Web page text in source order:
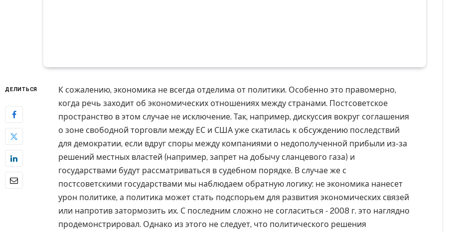
ДЕЛИТЬСЯ
К сожалению, экономика не всегда отделима от политики. Особенно это правомерно,
когда речь заходит об экономических отношениях между странами. Постсоветское
пространство в этом случае не исключение. Так, например, дискуссия вокруг соглашения
о зоне свободной торговли между ЕС и США уже скатилась к обсуждению последствий
для демократии, если вдруг споры между компаниями о недополученной прибыли из-за
решений местных властей (например, запрет на добычу сланцевого газа) и
государствами будут рассматриваться в судебном порядке. В случае же с
постсоветскими государствами мы наблюдаем обратную логику: не экономика нанесет
урон политике, а политика может стать подспорьем для развития экономических связей
или напротив затормозить их. С последним сложно не согласиться ‑ 2008 г. это наглядно
продемонстрировал. Однако из этого не следует, что политического решения